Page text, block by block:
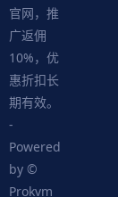
官网，推
广返佣
10%，优
惠折扣长
期有效。
-
Powered
by ©
Prokvm